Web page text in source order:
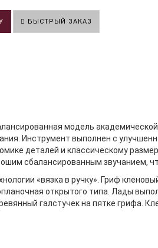
БЫСТРЫЙ ЗАКАЗ
модель
Инструмент выполнен с
деталей и классическому
сбалансированным звучанием,
«вязка в ручку». Гриф
открытого типа. Лады
галстучек на пятке грифа.